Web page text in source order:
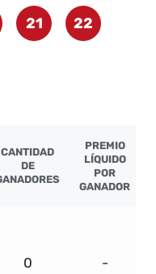
21 22
CANTIDAD
DE
PREMIO
LÍQUIDO
POR
GANADOR
0 -